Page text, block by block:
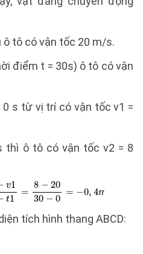
tô có vận tốc 20 m/s.
điểm t = 30s) ô tô có vận
s từ vị trí có vận tốc v1 =
thì ô tô có vận tốc v2 = 8
tích hình thang ABCD: